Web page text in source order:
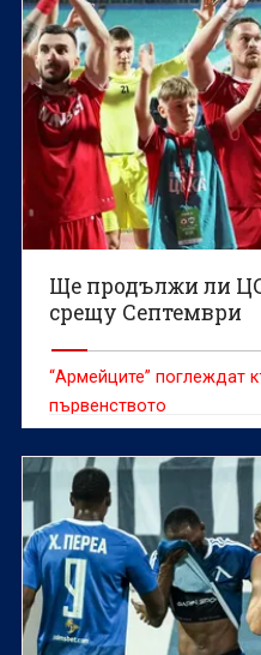
Ще продължи ли
срещу Септември
“Армейците” поглеждат
първенството